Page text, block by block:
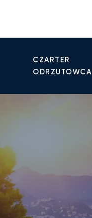
CZARTER
ODRZUTOWCA